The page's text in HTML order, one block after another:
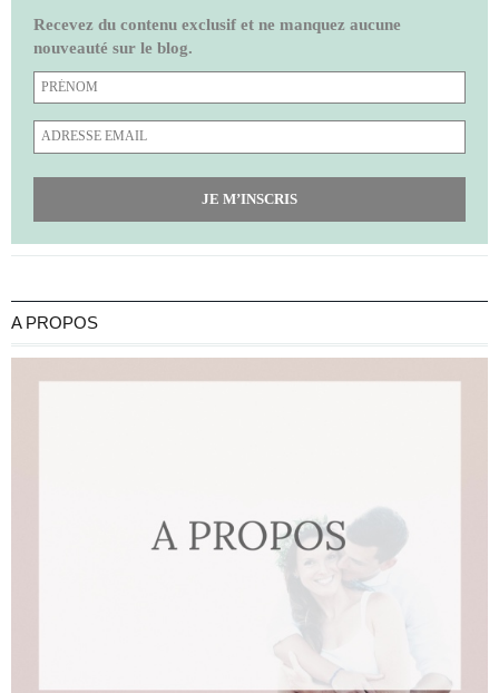
Recevez du contenu exclusif et ne manquez aucune
nouveauté sur le blog.
JE M’INSCRIS
A PROPOS